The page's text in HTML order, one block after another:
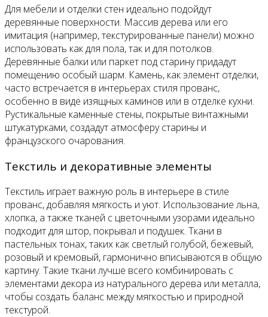
Для мебели и отделки стен идеально подойдут
деревянные поверхности. Массив дерева или его
имитация (например, текстурированные панели) можно
использовать как для пола, так и для потолков.
Деревянные балки или паркет под старину придадут
помещению особый шарм. Камень, как элемент отделки,
часто встречается в интерьерах стиля прованс,
особенно в виде изящных каминов или в отделке кухни.
Рустикальные каменные стены, покрытые винтажными
штукатурками, создадут атмосферу старины и
французского очарования.
Текстиль и декоративные элементы
Текстиль играет важную роль в интерьере в стиле
прованс, добавляя мягкость и уют. Использование льна,
хлопка, а также тканей с цветочными узорами идеально
подходит для штор, покрывал и подушек. Ткани в
пастельных тонах, таких как светлый голубой, бежевый,
розовый и кремовый, гармонично вписываются в общую
картину. Такие ткани лучше всего комбинировать с
элементами декора из натурального дерева или металла,
чтобы создать баланс между мягкостью и природной
текстурой.